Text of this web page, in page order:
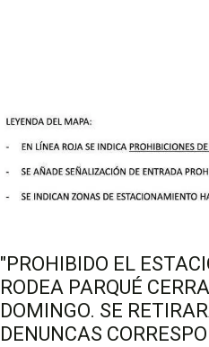
"PROHIBIDO EL
RODEA PARQUÉ
DOMINGO. SE
DENUNCAS